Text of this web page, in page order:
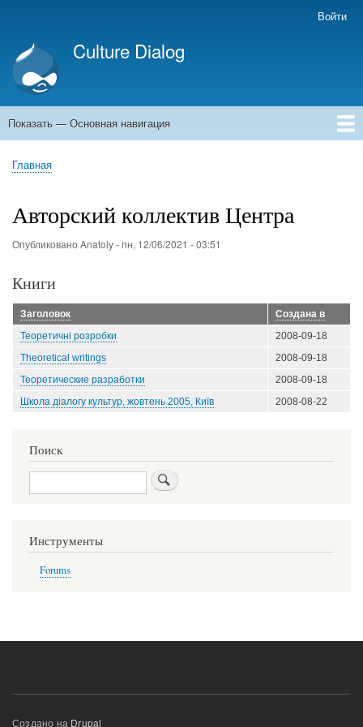
основному
содержанию
учётной
записи
пользователя
Войти
Culture Dialog
Основная
Показать — Основная навигация
Главная
Книги
Авторы
Kомментарии
Архивы емейлов
Форумы
Строка
Главная
Авторский коллектив Центра
Опубликовано Anatoly-пн, 12/06/2021 - 03:51
Книги
Заголовок
Созданa в
Теоретичні розробки
2008-09-18
Theoretical writings
2008-09-18
Теоретические разработки
2008-09-18
Школа діалогу культур, жовтень 2005, Київ
2008-08-22
Поиск
Поиск
Инструменты
Forums
Создано на Drupal